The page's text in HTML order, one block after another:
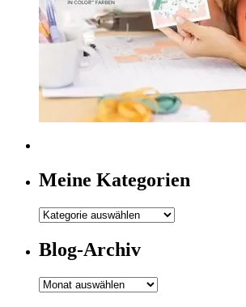
Meine Kategorien
Meine
Blog-Archiv
Blog-